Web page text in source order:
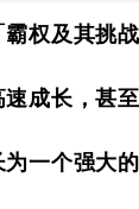
权及其挑
成长，甚
一个强大